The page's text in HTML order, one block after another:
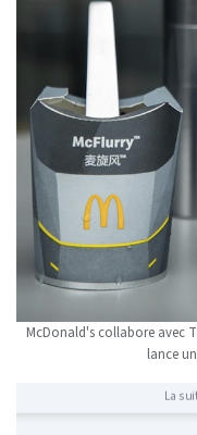
McDonald's collabore avec
lance
La